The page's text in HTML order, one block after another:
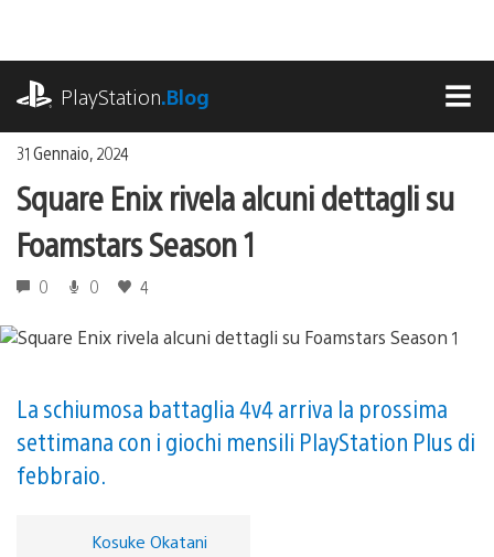
contenuto
PlayStation.Blog
31 Gennaio, 2024
Square Enix rivela alcuni dettagli su
Foamstars Season 1
0 0 4
La schiumosa battaglia 4v4 arriva la prossima
settimana con i giochi mensili PlayStation Plus di
febbraio.
Kosuke Okatani